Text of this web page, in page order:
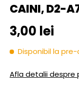
CAINI, D2-
Pret initial
3,00 lei
Disponibil la
Afla detalii despre